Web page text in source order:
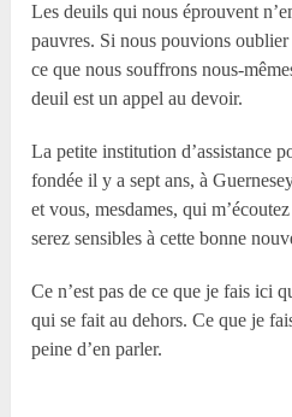
Les deuils qui nous éprouvent
pauvres. Si nous pouvions
ce que nous souffrons nous-
deuil est un appel au devoir.
La petite institution d’assistance
fondée il y a sept ans, à
et vous, mesdames, qui
serez sensibles à cette bonne
Ce n’est pas de ce que je fais ici
qui se fait au dehors. Ce que je
peine d’en parler.